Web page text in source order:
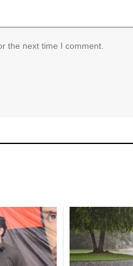
the next time I comment.